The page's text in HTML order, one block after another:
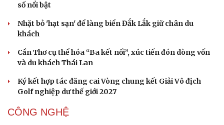
Thanh âm vượt đại dương: Chuyện chưa kể về bản tình
DU LỊCH